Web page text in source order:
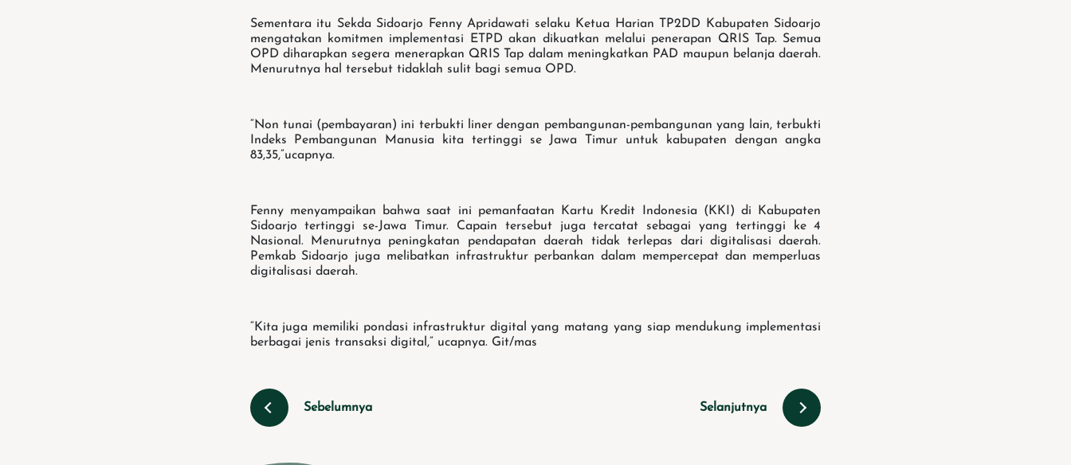
Sementara itu Sekda Sidoarjo Fenny Apridawati selaku Ketua Harian TP2DD Kabupaten Sidoarjo
mengatakan komitmen implementasi ETPD akan dikuatkan melalui penerapan QRIS Tap. Semua
OPD diharapkan segera menerapkan QRIS Tap dalam meningkatkan PAD maupun belanja daerah.
Menurutnya hal tersebut tidaklah sulit bagi semua OPD.
“Non tunai (pembayaran) ini terbukti liner dengan pembangunan-pembangunan yang lain, terbukti
Indeks Pembangunan Manusia kita tertinggi se Jawa Timur untuk kabupaten dengan angka
83,35,”ucapnya.
Fenny menyampaikan bahwa saat ini pemanfaatan Kartu Kredit Indonesia (KKI) di Kabupaten
Sidoarjo tertinggi se-Jawa Timur. Capain tersebut juga tercatat sebagai yang tertinggi ke 4
Nasional. Menurutnya peningkatan pendapatan daerah tidak terlepas dari digitalisasi daerah.
Pemkab Sidoarjo juga melibatkan infrastruktur perbankan dalam mempercepat dan memperluas
digitalisasi daerah.
“Kita juga memiliki pondasi infrastruktur digital yang matang yang siap mendukung implementasi
berbagai jenis transaksi digital,” ucapnya. Git/mas
Sebelumnya Selanjutnya